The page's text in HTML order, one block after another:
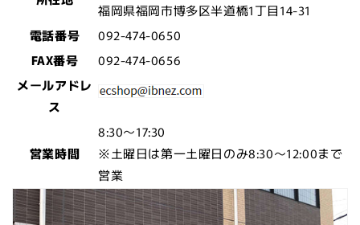
福岡県福岡市博多区半道橋1丁目14-31
電話番号
092-474-0650
FAX番号
092-474-0656
メールアドレ
ス
営業時間
8:30～17:30
※土曜日は第一土曜日のみ8:30～12:00まで
営業